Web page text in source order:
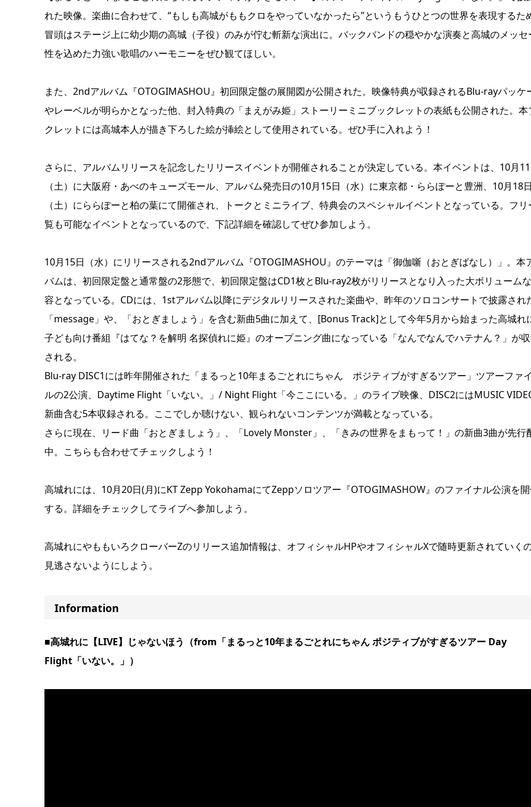
れた映像。楽曲に合わせて、“もしも高城がももクロをやっていなかったら”というもうひとつの世界を表現するた
冒頭はステージ上に幼少期の高城（子役）のみが佇む斬新な演出に。バックバンドの穏やかな演奏と高城のメッセ
性を込めた力強い歌唱のハーモニーをぜひ観てほしい。
また、2ndアルバム『OTOGIMASHOU』初回限定盤の展開図が公開された。映像特典が収録されるBlu-rayパッケ
やレーベルが明らかとなった他、封入特典の「まえがみ姫」ストーリーミニブックレットの表紙も公開された。本
クレットには高城本人が描き下ろした絵が挿絵として使用されている。ぜひ手に入れよう！
さらに、アルバムリリースを記念したリリースイベントが開催されることが決定している。本イベントは、10月
（土）に大阪府・あべのキューズモール、アルバム発売日の10月15日（水）に東京都・ららぽーと豊洲、10月18
（土）にららぽーと柏の葉にて開催され、トークとミニライブ、特典会のスペシャルイベントとなっている。フリ
覧も可能なイベントとなっているので、下記詳細を確認してぜひ参加しよう。
10月15日（水）にリリースされる2ndアルバム『OTOGIMASHOU』のテーマは「御伽噺（おとぎばなし）」。本
バムは、初回限定盤と通常盤の2形態で、初回限定盤はCD1枚とBlu-ray2枚がリリースとなり入った大ボリューム
容となっている。CDには、1stアルバム以降にデジタルリリースされた楽曲や、昨年のソロコンサートで披露され
「message」や、「おとぎましょう」を含む新曲5曲に加えて、[Bonus Track]として今年5月から始まった高城れ
子ども向け番組『はてな？を解明 名探偵れに姫』のオープニング曲になっている「なんでなんでハテナん？」が
される。
Blu-ray DISC1には昨年開催された「まるっと10年まるごとれにちゃん ポジティブがすぎるツアー」ツアーファ
ルの2公演、Daytime Flight「いない。」/ Night Flight「今ここにいる。」のライブ映像、DISC2にはMUSIC
新曲含む5本収録される。ここでしか聴けない、観られないコンテンツが満載となっている。
さらに現在、リード曲「おとぎましょう」、「Lovely Monster」、「きみの世界をまもって！」の新曲3曲が先行
中。こちらも合わせてチェックしよう！
高城れには、10月20日(月)にKT Zepp YokohamaにてZeppソロツアー『OTOGIMASHOW』のファイナル公演を
する。詳細をチェックしてライブへ参加しよう。
高城れにやももいろクローバーZのリリース追加情報は、オフィシャルHPやオフィシャルXで随時更新されていく
見逃さないようにしよう。
Information
■高城れに【LIVE】じゃないほう（from「まるっと10年まるごとれにちゃん ポジティブがすぎるツアー Day
Flight「いない。」）